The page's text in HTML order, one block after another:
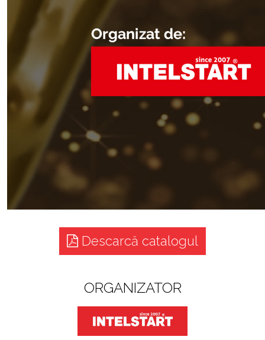
Descarcă catalogul
ORGANIZATOR